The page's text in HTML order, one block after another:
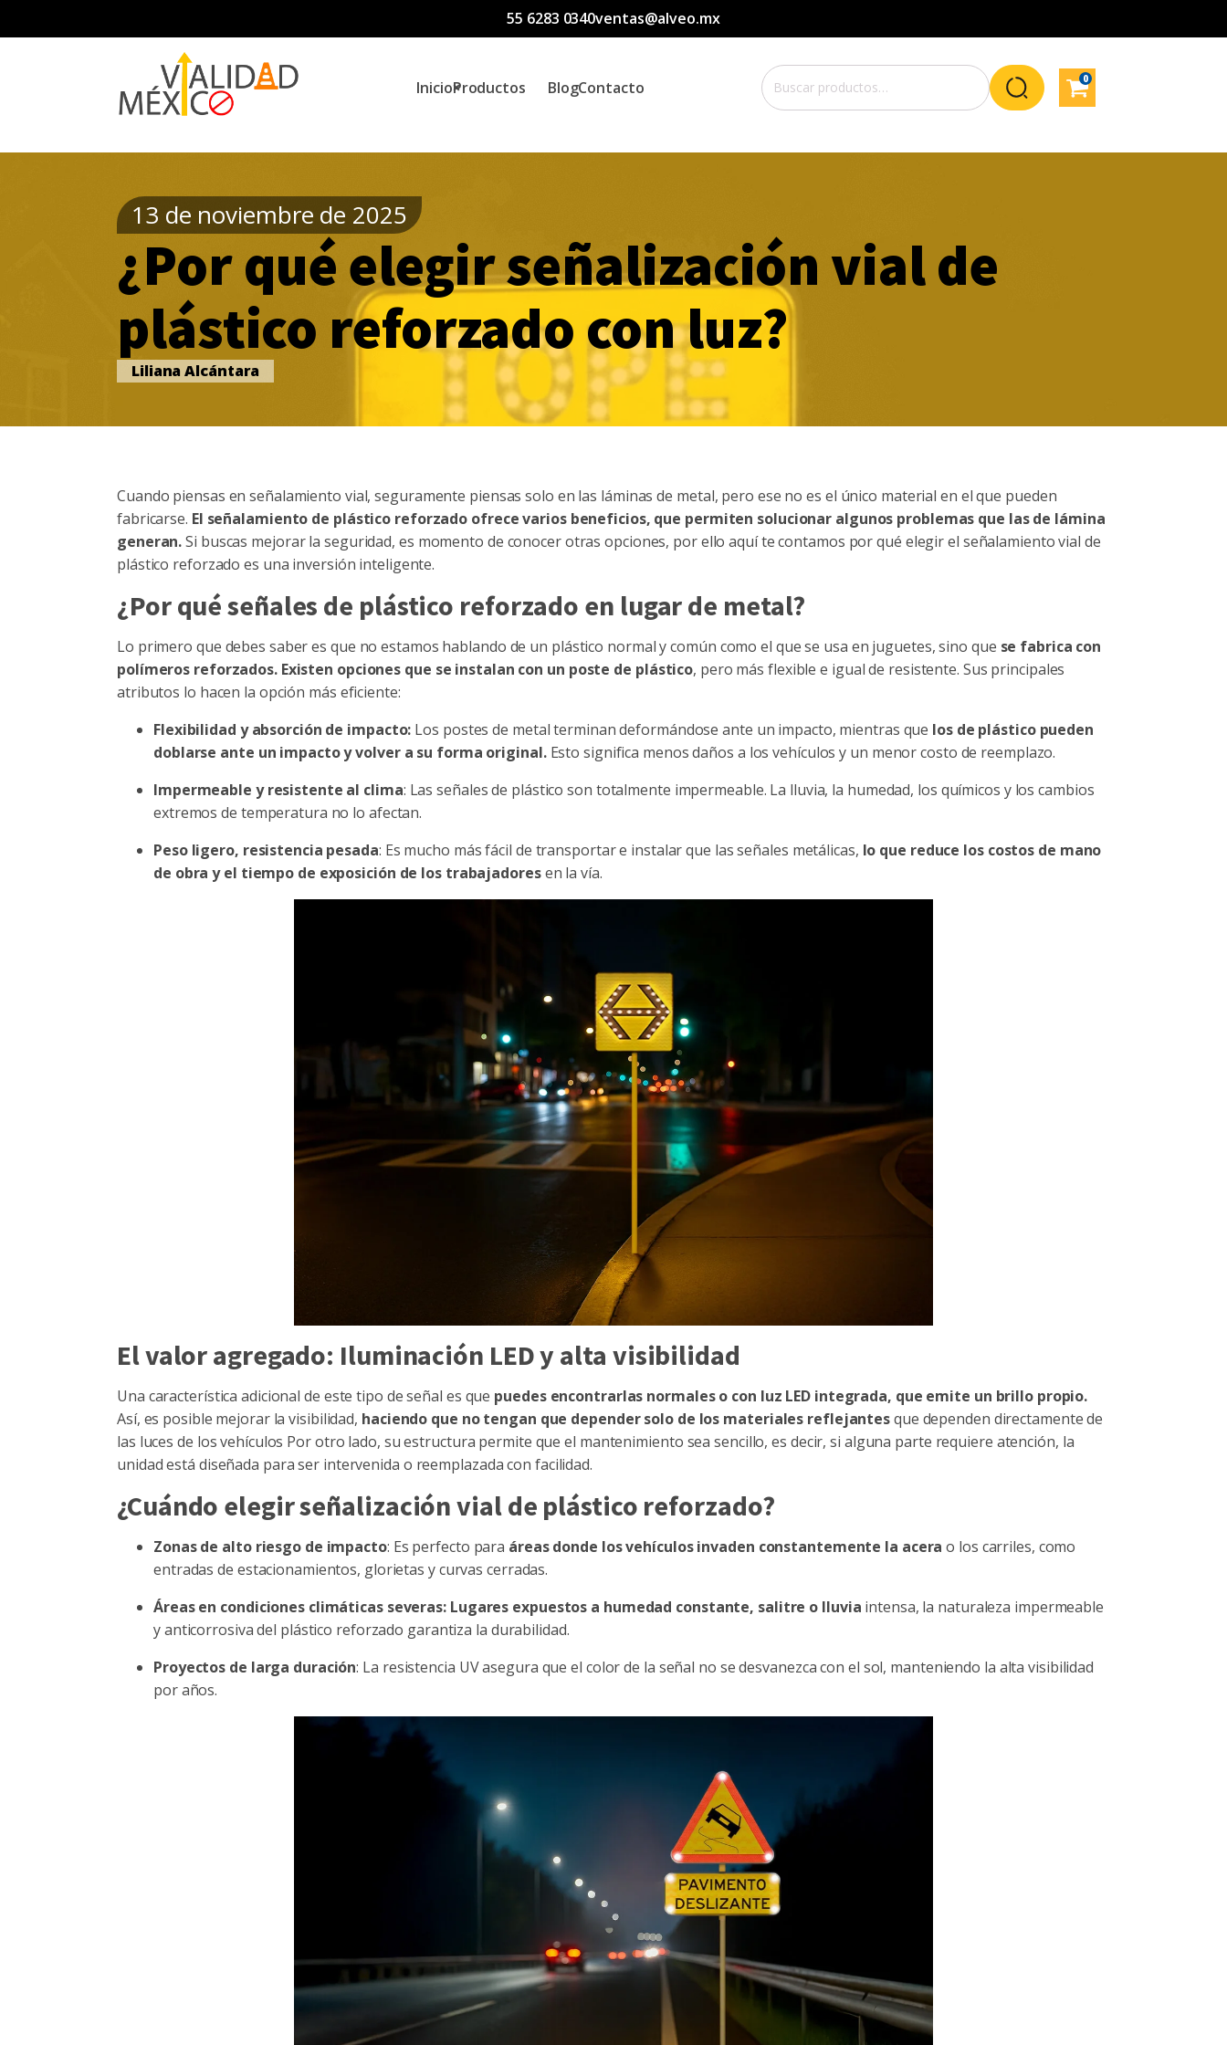
55 6283 0340ventas@alveo.mx
InicioProductos BlogContacto
Buscar
por:
0
13 de noviembre de 2025
¿Por qué elegir señalización vial de
plástico reforzado con luz?
Liliana Alcántara
Cuando piensas en señalamiento vial, seguramente piensas solo en las láminas de metal, pero ese no es el único material en el que pueden
fabricarse. El señalamiento de plástico reforzado ofrece varios beneficios, que permiten solucionar algunos problemas que las de lámina
generan.Si buscas mejorar la seguridad, es momento de conocer otras opciones, por ello aquí te contamos por qué elegir el señalamiento vial de
plástico reforzado es una inversión inteligente.
¿Por qué señales de plástico reforzado en lugar de metal?
Lo primero que debes saber es que no estamos hablando de un plástico normal y común como el que se usa en juguetes, sino que se fabrica con
polímeros reforzados. Existen opciones que se instalan con un poste de plástico, pero más flexible e igual de resistente. Sus principales
atributos lo hacen la opción más eficiente:
Flexibilidad y absorción de impacto: Los postes de metal terminan deformándose ante un impacto, mientras que los de plástico pueden
doblarse ante un impacto y volver a su forma original.Esto significa menos daños a los vehículos y un menor costo de reemplazo.
Impermeable y resistente al clima: Las señales de plástico son totalmente impermeable. La lluvia, la humedad, los químicos y los cambios
extremos de temperatura no lo afectan.
Peso ligero, resistencia pesada: Es mucho más fácil de transportar e instalar que las señales metálicas, lo que reduce los costos de mano
de obra y el tiempo de exposición de los trabajadoresen la vía.
El valor agregado: Iluminación LED y alta visibilidad
Una característica adicional de este tipo de señal es que puedes encontrarlas normales o con luz LED integrada, que emite un brillo propio.
Así, es posible mejorar la visibilidad, haciendo que no tengan que depender solo de los materiales reflejantesque dependen directamente de
las luces de los vehículos Por otro lado, su estructura permite que el mantenimiento sea sencillo, es decir, si alguna parte requiere atención, la
unidad está diseñada para ser intervenida o reemplazada con facilidad.
¿Cuándo elegir señalización vial de plástico reforzado?
Zonas de alto riesgo de impacto: Es perfecto para áreas donde los vehículos invaden constantemente la acerao los carriles, como
entradas de estacionamientos, glorietas y curvas cerradas.
Áreas en condiciones climáticas severas: Lugares expuestos a humedad constante, salitre o lluvia intensa, la naturaleza impermeable
y anticorrosiva del plástico reforzado garantiza la durabilidad.
Proyectos de larga duración: La resistencia UV asegura que el color de la señal no se desvanezca con el sol, manteniendo la alta visibilidad
por años.